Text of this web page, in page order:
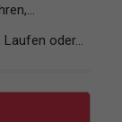
oder...